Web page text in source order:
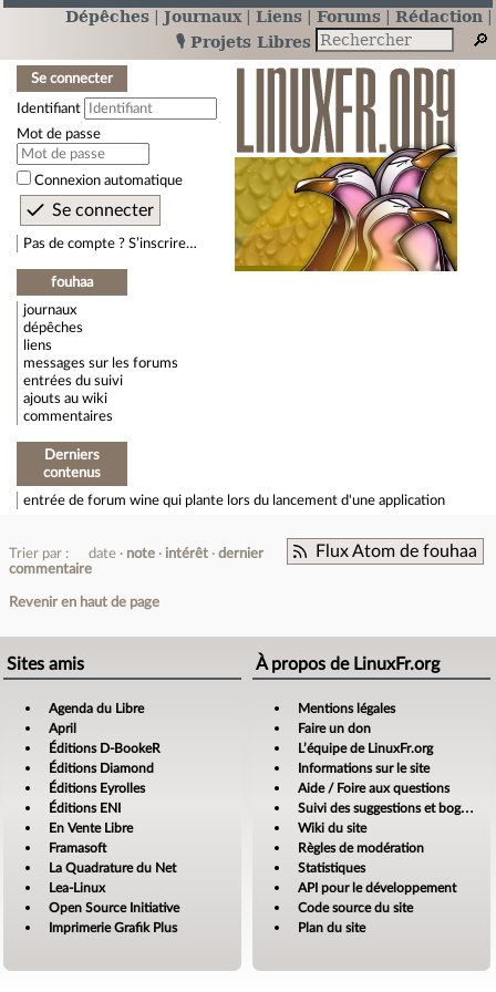
Dépêches Journaux Liens Forums
Rédaction
🎙️ Projets Libres
Se connecter
Identifiant
Mot de passe
Connexion automatique
Pas de compte ? S’inscrire…
fouhaa
journaux
dépêches
liens
messages sur les forums
entrées du suivi
ajouts au wiki
commentaires
Derniers
contenus
entrée de forum wine qui plante lors du lancement d'une application
Flux Atom de fouhaa
Trier par : date note intérêt
dernier
commentaire
Revenir en haut de page
Sites amis
Agenda du Libre
April
Éditions D-BookeR
Éditions Diamond
Éditions Eyrolles
Éditions ENI
En Vente Libre
Framasoft
La Quadrature du Net
Lea-Linux
Open Source Initiative
Imprimerie Grafik Plus
À propos de LinuxFr.org
Mentions légales
Faire un don
L’équipe de LinuxFr.org
Informations sur le site
Aide / Foire aux questions
Suivi des suggestions et bogues
Wiki du site
Règles de modération
Statistiques
API pour le développement
Code source du site
Plan du site